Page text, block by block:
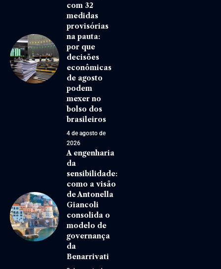
com 32
medidas
provisórias
na pauta:
por que
decisões
econômicas
de agosto
podem
mexer no
bolso dos
brasileiros
4 de agosto de
2026
A engenharia
da
sensibilidade:
como a visão
de Antonella
Giancoli
consolida o
modelo de
governança
da
Benarrivati